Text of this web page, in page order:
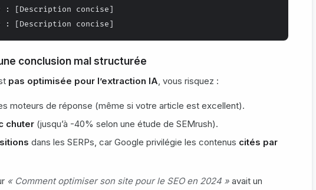
: [Description concise]
conclusion mal structurée
pas optimisée pour l’extraction IA, vous risquez :
moteurs de réponse (même si votre article est excellent).
chuter (jusqu’à -40% selon une étude de SEMrush).
dans les SERPs, car Google privilégie les contenus cités par
« Comment optimiser son site pour le SEO en 2024 » avait un